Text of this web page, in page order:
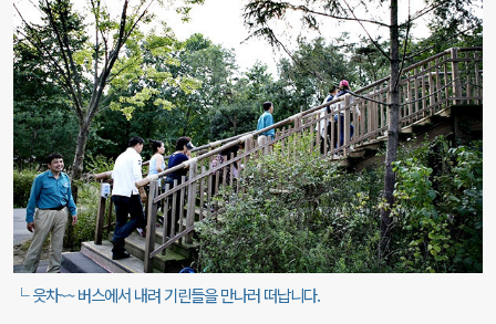
└ 읏차~~ 버스에서 내려 기린들을 만나러 떠납니다.